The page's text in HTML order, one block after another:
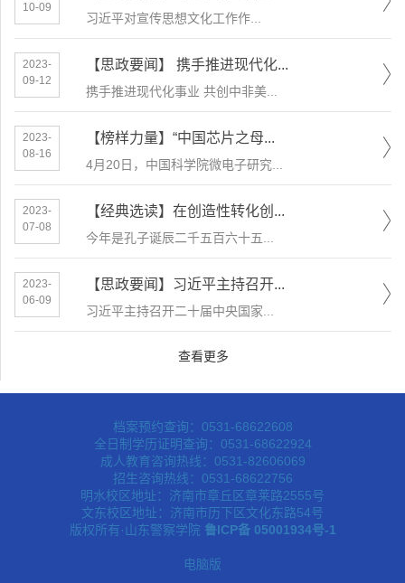
10-09
​习近平对宣传思想文化工作作...
2023-
09-12
【思政要闻】 携手推进现代化...
携手推进现代化事业 共创中非美...
2023-
08-16
【榜样力量】“中国芯片之母...
4月20日，中国科学院微电子研究...
2023-
07-08
【经典选读】在创造性转化创...
今年是孔子诞辰二千五百六十五...
2023-
06-09
【思政要闻】习近平主持召开...
习近平主持召开二十届中央国家...
查看更多
档案预约查询：0531-68622608
全日制学历证明查询：0531-68622924
成人教育咨询热线：0531-82606069
招生咨询热线：0531-68622756
明水校区地址：济南市章丘区章莱路2555号
文东校区地址：济南市历下区文化东路54号
版权所有·山东警察学院 鲁ICP备 05001934号-1
电脑版